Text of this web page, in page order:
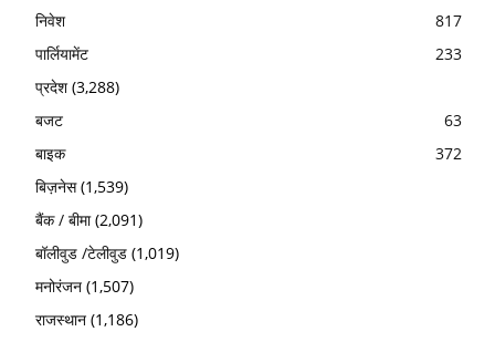
निवेश
817
पार्लियामेंट
233
प्रदेश(3,288)
बजट
63
बाइक
372
बिज़नेस(1,539)
बैंक / बीमा(2,091)
बॉलीवुड /टेलीवुड (1,019)
मनोरंजन (1,507)
राजस्थान (1,186)